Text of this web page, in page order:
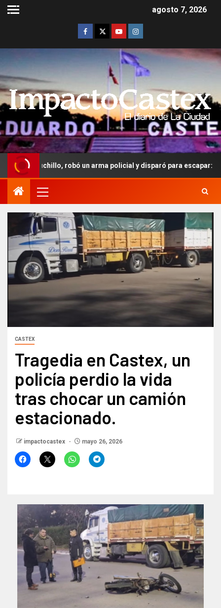
agosto 7, 2026
robó un arma policial y disparó para escapar: recibió 3 años y
CASTEX
Tragedia en Castex, un
policía perdio la vida
tras chocar un camión
estacionado.
impactocastex mayo 26, 2026